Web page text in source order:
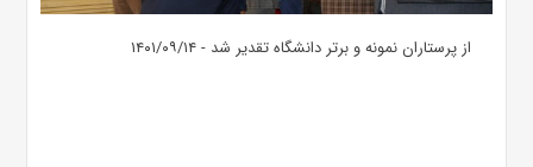
از پرستاران نمونه و برتر دانشگاه تقدیر شد - ۱۴۰۱/۰۹/۱۴